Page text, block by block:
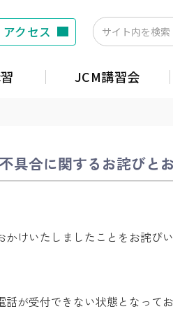
アクセス
JCM講習会
不具合に関するお詫びと
けいたしましたことをお詫びい
が受付できない状態となってお